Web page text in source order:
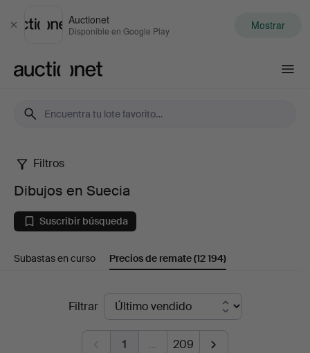
Cerrar
Auctionet
Disponible en Google Play Mostrar
Dibujos
en
Suecia
Filtros
Dibujos en Suecia
Suscribir búsqueda
Subastas en curso Precios de remate(12 194)
Filtrar
1 … 209